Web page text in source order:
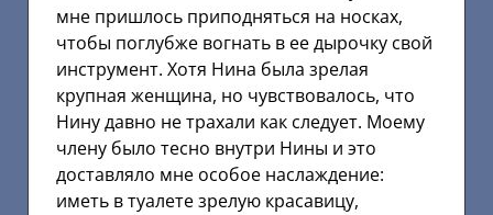
мне пришлось приподняться на носках,
чтобы поглубже вогнать в ее дырочку свой
инструмент. Хотя Нина была зрелая
крупная женщина, но чувствовалось, что
Нину давно не трахали как следует. Моему
члену было тесно внутри Нины и это
доставляло мне особое наслаждение:
иметь в туалете зрелую красавицу,